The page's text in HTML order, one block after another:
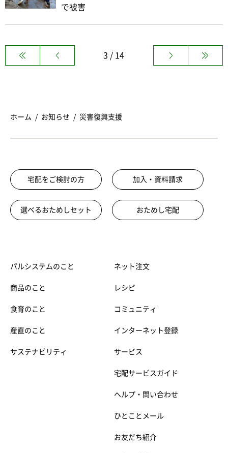
で被害
3 / 14
ホーム お知らせ 災害復興支援
宅配をご検討の方 加入・資料請求
選べるおためしセット おためし宅配
パルシステムのこと
商品のこと
食育のこと
産直のこと
サステナビリティ
ネット注文
レシピ
コミュニティ
インターネット登録
サービス
宅配サービスガイド
ヘルプ・問い合わせ
ひとことメール
お友だち紹介